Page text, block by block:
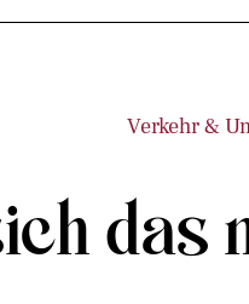
Verkehr &
das